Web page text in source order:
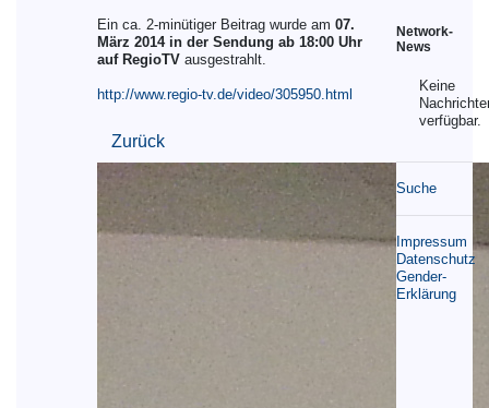
Ein ca. 2-minütiger Beitrag wurde am 07.
März 2014 in der Sendung ab 18:00 Uhr
auf RegioTVausgestrahlt.
http://www.regio-tv.de/video/305950.html
Zurück
Network-
News
Keine
verfügbar.
Suche
Impressum
Datenschutz
Gender-
Erklärung